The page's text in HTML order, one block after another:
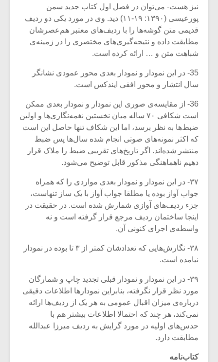
نیز هست- می‌توان در فصل اول کتاب جدید سمن
پورعیسی (۱۳۹۰: ۱۹-۱۱) دید. وی در مورد یکی دو ردیف
قدیمی متن گوشه‌ها را با ردیف‌های معتبر هم‌عصرشان
مطابقت داده و نتیجه‌گیری‌های مختصری را در زمینه‌ی
شباهت متن و … ارائه کرده است.
35- در این نمودار و نمودار بعدی محور عمودی نشانگر
سال انتشار و محور افقی ایندکس است.
36- از مقایسه‌ی صوری این نمودار و نمودار بعدی ممکن
است شکافی ۷۰ ساله میان نخستین نغمه‌نگاری‌ها و اولین
ضبط‌ها به نظر برسد، اما این شکاف تنها حاصل این است
که اکثر نمونه‌های صوتی انجام شده سال‌ها پس ضبط
منتشر شده‌اند. اگر تاریخ‌های تقریبی ضبط را ملاک قرار
دهیم ناهماهنگی مذکور قابل توضیح می‌شود.
۳۷- در این نمودار و نمودار بعدی مواردی را که همراه
جواب آواز بوده یا مطلقا جواب آواز با یک ساز تنهاست،
جزء ردیف‌های آوازی شمارش شده است. در حقیقت در
اینجا ساختمان ردیف مرجع قرار گرفته است و نه
واسطه‌ی اجرای کنونی آن.
۳۸- نگارش‌هایی که تعدادشان کمتر از ۳ تا بوده در نمودار
نیامده است.
۳۹- در این نمودار و نمودار قبلی تجدید چاپ و شمارگان
مورد نظر قرار نگرفته، بنابراین نمودارها اطلاعات دقیقی
درباره‌ی میزان اقبال عمومی به هر یک از ردیف‌ها ارائه
نمی‌کند، هر چند که احتمالا اطلاعات بیشتر هم با
حدس‌های اولیه در مورد گرایش به ردیف میرزا عبدالله
مطابقت دارد.
کتاب‌نامه